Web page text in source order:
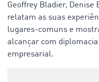
Geoffrey Bladier,
relatam as suas
lugares-comuns e
alcançar com
empresarial.